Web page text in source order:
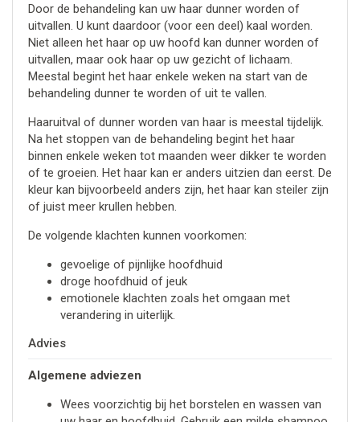
Door de behandeling kan uw haar dunner worden of
uitvallen. U kunt daardoor (voor een deel) kaal worden.
Niet alleen het haar op uw hoofd kan dunner worden of
uitvallen, maar ook haar op uw gezicht of lichaam.
Meestal begint het haar enkele weken na start van de
behandeling dunner te worden of uit te vallen.
Haaruitval of dunner worden van haar is meestal tijdelijk.
Na het stoppen van de behandeling begint het haar
binnen enkele weken tot maanden weer dikker te worden
of te groeien. Het haar kan er anders uitzien dan eerst. De
kleur kan bijvoorbeeld anders zijn, het haar kan steiler zijn
of juist meer krullen hebben.
De volgende klachten kunnen voorkomen:
gevoelige of pijnlijke hoofdhuid
droge hoofdhuid of jeuk
emotionele klachten zoals het omgaan met
verandering in uiterlijk.
Advies
Algemene adviezen
Wees voorzichtig bij het borstelen en wassen van